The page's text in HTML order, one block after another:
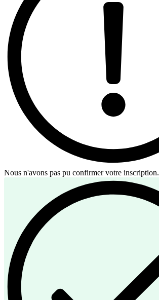
Nous n'avons pas pu confirmer votre inscription.